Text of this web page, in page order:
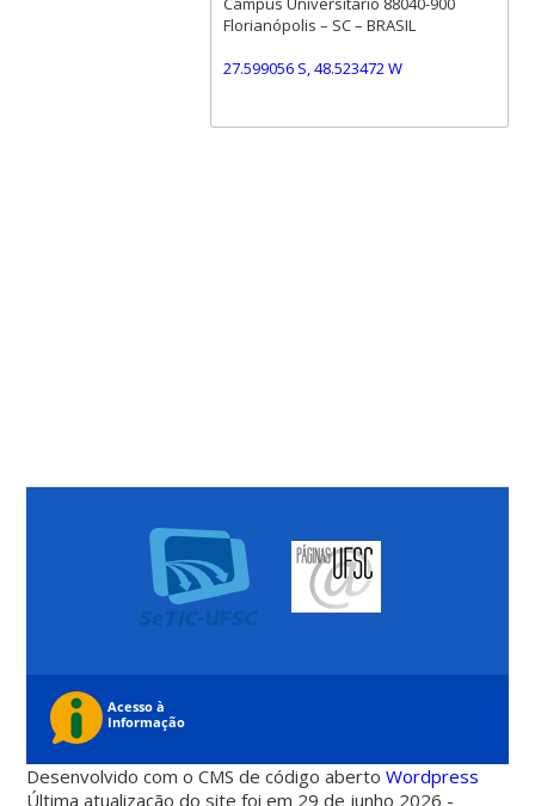
Florianópolis – SC – BRASIL
27.599056 S, 48.523472 W
Desenvolvido com o CMS de código abertoWordpress
Última atualização do site foi em 29 de junho 2026 -